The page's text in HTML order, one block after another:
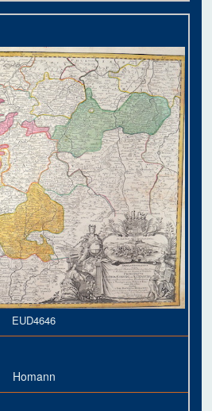
EUD4646
Homann